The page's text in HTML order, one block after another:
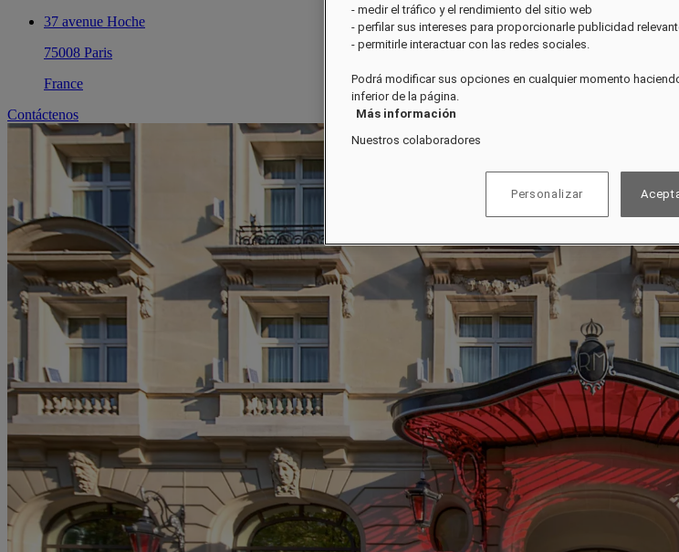
37 avenue Hoche
75008 Paris
France
Contáctenos
- medir el tráfico y el rendimiento del sitio web
- perfilar sus intereses para proporcionarle publicidad
- permitirle interactuar con las redes sociales.
Podrá modificar sus opciones en cualquier momento
inferior de la página.
Más información
Nuestros colaboradores
Personalizar